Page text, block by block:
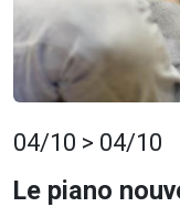
04/10 > 04/10
Le piano